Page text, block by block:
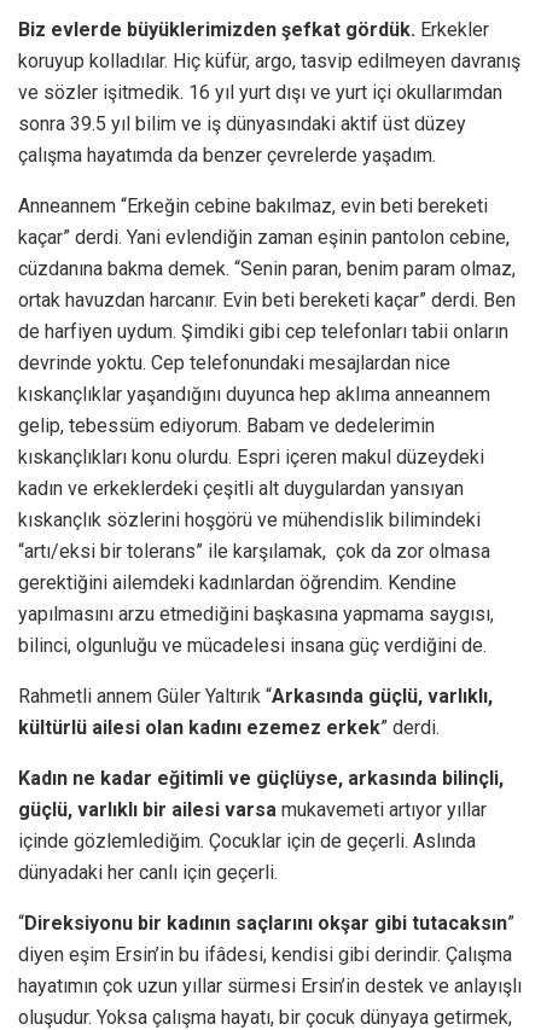
Biz evlerde büyüklerimizden şefkat gördük. Erkekler
koruyup kolladılar. Hiç küfür, argo, tasvip edilmeyen davranış
ve sözler işitmedik. 16 yıl yurt dışı ve yurt içi okullarımdan
sonra 39.5 yıl bilim ve iş dünyasındaki aktif üst düzey
çalışma hayatımda da benzer çevrelerde yaşadım.
Anneannem “Erkeğin cebine bakılmaz, evin beti bereketi
kaçar” derdi. Yani evlendiğin zaman eşinin pantolon cebine,
cüzdanına bakma demek. “Senin paran, benim param olmaz,
ortak havuzdan harcanır. Evin beti bereketi kaçar” derdi. Ben
de harfiyen uydum. Şimdiki gibi cep telefonları tabii onların
devrinde yoktu. Cep telefonundaki mesajlardan nice
kıskançlıklar yaşandığını duyunca hep aklıma anneannem
gelip, tebessüm ediyorum. Babam ve dedelerimin
kıskançlıkları konu olurdu. Espri içeren makul düzeydeki
kadın ve erkeklerdeki çeşitli alt duygulardan yansıyan
kıskançlık sözlerini hoşgörü ve mühendislik bilimindeki
“artı/eksi bir tolerans” ile karşılamak, çok da zor olmasa
gerektiğini ailemdeki kadınlardan öğrendim. Kendine
yapılmasını arzu etmediğini başkasına yapmama saygısı,
bilinci, olgunluğu ve mücadelesi insana güç verdiğini de.
Rahmetli annem Güler Yaltırık “Arkasında güçlü, varlıklı,
kültürlü ailesi olan kadını ezemez erkek” derdi.
Kadın ne kadar eğitimli ve güçlüyse, arkasında bilinçli,
güçlü, varlıklı bir ailesi varsa mukavemeti artıyor yıllar
içinde gözlemlediğim. Çocuklar için de geçerli. Aslında
dünyadaki her canlı için geçerli.
“Direksiyonu bir kadının saçlarını okşar gibi tutacaksın”
diyen eşim Ersin’in bu ifâdesi, kendisi gibi derindir. Çalışma
hayatımın çok uzun yıllar sürmesi Ersin’in destek ve anlayışlı
oluşudur. Yoksa çalışma hayatı, bir çocuk dünyaya getirmek,